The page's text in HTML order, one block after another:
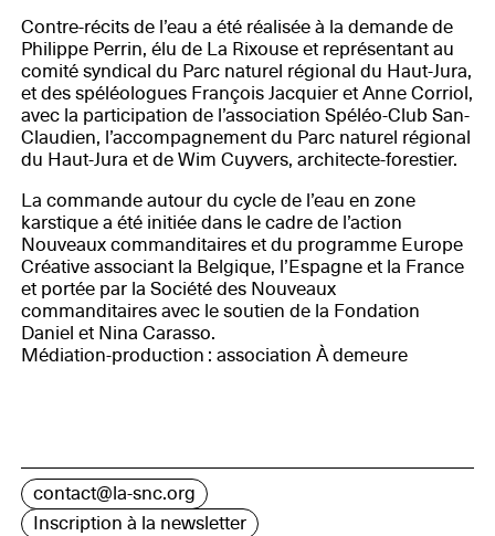
Contre-récits de l’eau a été réalisée à la demande de
Philippe Perrin, élu de La Rixouse et représentant au
comité syndical du Parc naturel régional du Haut-Jura,
et des spéléologues François Jacquier et Anne Corriol,
avec la participation de l’association Spéléo-Club San-
Claudien, l’accompagnement du Parc naturel régional
du Haut-Jura et de Wim Cuyvers, architecte-forestier.
La commande autour du cycle de l’eau en zone
karstique a été initiée dans le cadre de l’action
Nouveaux commanditaires et du programme Europe
Créative associant la Belgique, l’Espagne et la France
et portée par la Société des Nouveaux
commanditaires avec le soutien de la Fondation
Daniel et Nina Carasso.
Médiation-production : association À demeure
contact@la-snc.org
Inscription à la newsletter